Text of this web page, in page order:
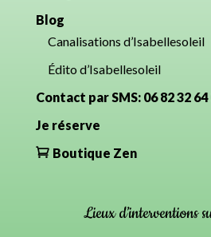
Blog
Canalisations d’Isabellesoleil
Édito d’Isabellesoleil
Contact par SMS: 06 82 32 64
Je réserve
Boutique Zen
Lieux d’interventions